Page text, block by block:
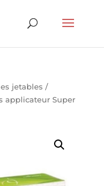
jetables /
applicateur Super